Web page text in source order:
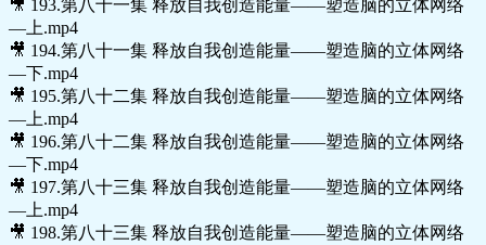
🎥 193.第八十一集 释放自我创造能量——塑造脑的立体网络
—上.mp4
🎥 194.第八十一集 释放自我创造能量——塑造脑的立体网络
—下.mp4
🎥 195.第八十二集 释放自我创造能量——塑造脑的立体网络
—上.mp4
🎥 196.第八十二集 释放自我创造能量——塑造脑的立体网络
—下.mp4
🎥 197.第八十三集 释放自我创造能量——塑造脑的立体网络
—上.mp4
🎥 198.第八十三集 释放自我创造能量——塑造脑的立体网络